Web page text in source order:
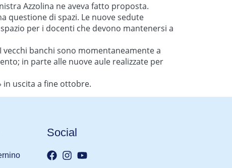
Azzolina ne aveva fatto proposta.
questione di spazi. Le nuove sedute
per i docenti che devono mantenersi a
banchi sono momentaneamente a
in parte alle nuove aule realizzate per
in uscita a fine ottobre.
Social